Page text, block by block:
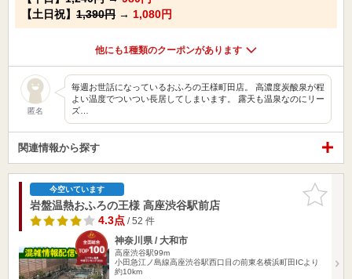
【土日祝】 1,390円 → 1,080円
他にも1種類のクーポンがあります
匿名
毎週お世話になっているおふろの王様町田店。 高濃度炭酸泉が程
よい温度でついつい長居してしまいます。 露天も温泉なのにリー
ズ…
関連情報から探す
お気に入
りに追加
今空いています
岩盤温熱おふろの王様 高座渋谷駅前店
4.3点/ 52 件
神奈川県 / 大和市
高座渋谷駅99m
小田急江ノ島線高座渋谷駅西口目の前東名横浜町田ICより
約10km